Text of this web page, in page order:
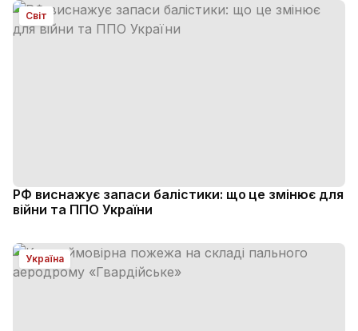
Світ
РФ виснажує запаси балістики: що це змінює для
війни та ППО України
Україна